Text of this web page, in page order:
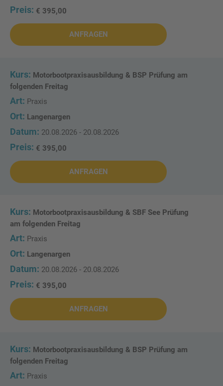
€ 395,00
ANFRAGEN
Motorbootpraxisausbildung & BSP Prüfung am
folgenden Freitag
Praxis
Langenargen
20.08.2026 - 20.08.2026
€ 395,00
ANFRAGEN
Motorbootpraxisausbildung & SBF See Prüfung
am folgenden Freitag
Praxis
Langenargen
20.08.2026 - 20.08.2026
€ 395,00
ANFRAGEN
Motorbootpraxisausbildung & BSP Prüfung am
folgenden Freitag
Praxis